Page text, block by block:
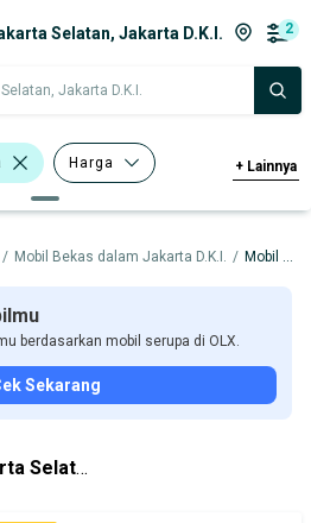
Selatan, Jakarta D.K.I. 2
Jakarta D.K.I.
Harga
Tahun
+ Lainnya
/ Mobil Bekas dalam Jakarta D.K.I. / Mobil Bekas dalam Jakarta Selatan
berdasarkan mobil serupa di OLX.
Sekarang
Selatan